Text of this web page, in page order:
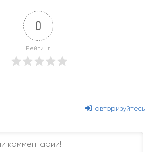
0
Рейтинг
авторизуйтесь